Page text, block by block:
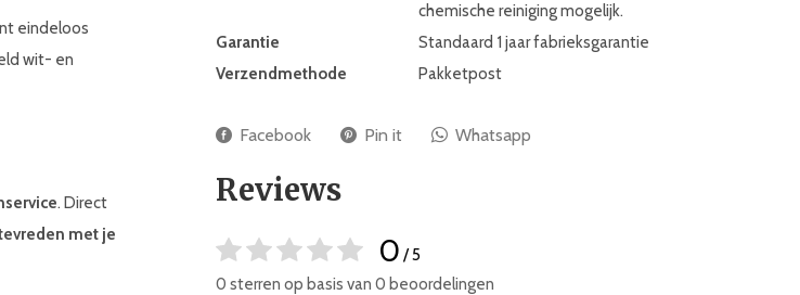
eindeloos
wit- en
. Direct
met je
chemische reiniging mogelijk.
Garantie
Standaard 1 jaar fabrieksgarantie
Verzendmethode
Pakketpost
Facebook Pin it Whatsapp
Reviews
0 / 5
0 sterren op basis van 0 beoordelingen